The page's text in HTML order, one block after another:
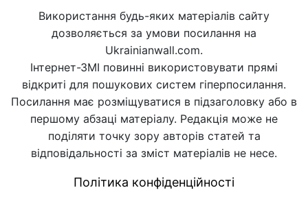
Використання будь-яких матеріалів сайту
дозволяється за умови посилання на
Ukrainianwall.com.
Інтернет-ЗМІ повинні використовувати прямі
відкриті для пошукових систем гіперпосилання.
Посилання має розміщуватися в підзаголовку або в
першому абзаці матеріалу. Редакція може не
поділяти точку зору авторів статей та
відповідальності за зміст матеріалів не несе.
Політика конфіденційності